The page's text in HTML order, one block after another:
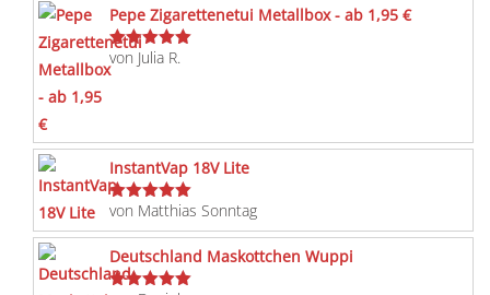
Pepe Zigarettenetui Metallbox - ab 1,95 €
Bewertet
mit
von Julia R.
InstantVap 18V Lite
Bewertet
von Matthias Sonntag
Deutschland Maskottchen Wuppi